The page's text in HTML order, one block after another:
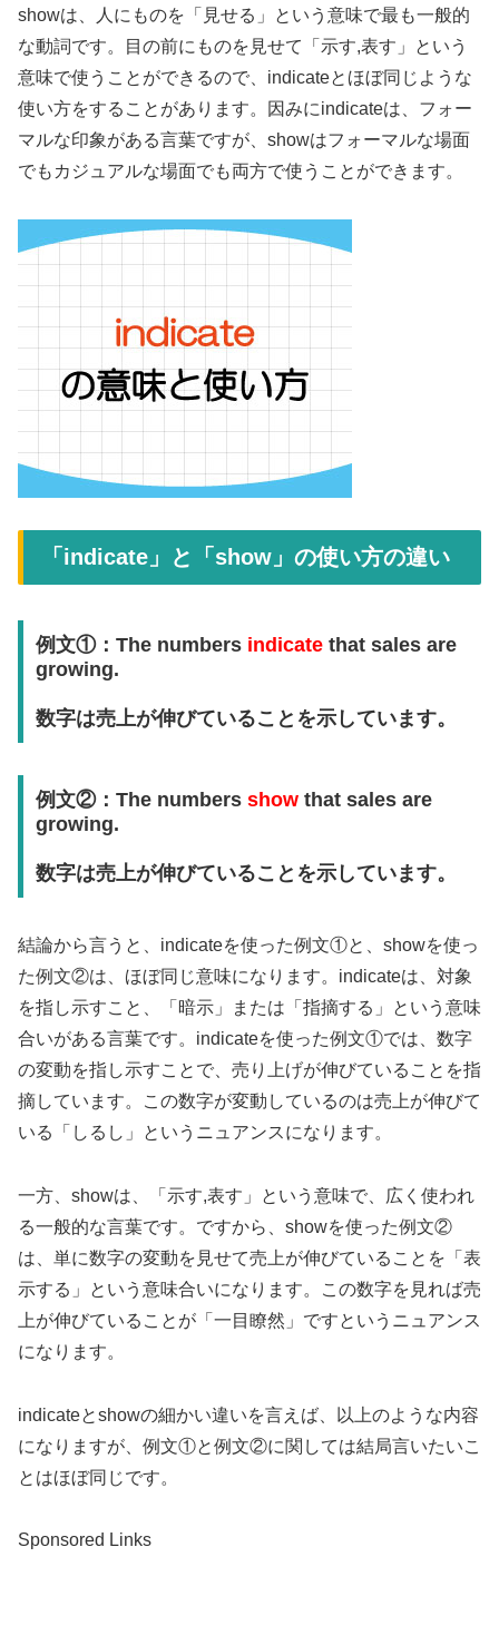
showは、人にものを「見せる」という意味で最も一般的
な動詞です。目の前にものを見せて「示す,表す」という
意味で使うことができるので、indicateとほぼ同じような
使い方をすることがあります。因みにindicateは、フォー
マルな印象がある言葉ですが、showはフォーマルな場面
でもカジュアルな場面でも両方で使うことができます。
「indicate」と「show」の使い方の違い
例文①： The numbers indicatethat sales are
growing.
数字は売上が伸びていることを示しています。
例文②： The numbers showthat sales are
growing.
数字は売上が伸びていることを示しています。
結論から言うと、indicateを使った例文①と、showを使っ
た例文②は、ほぼ同じ意味になります。indicateは、対象
を指し示すこと、「暗示」または「指摘する」という意味
合いがある言葉です。indicateを使った例文①では、数字
の変動を指し示すことで、売り上げが伸びていることを指
摘しています。この数字が変動しているのは売上が伸びて
いる「しるし」というニュアンスになります。
一方、showは、「示す,表す」という意味で、広く使われ
る一般的な言葉です。ですから、showを使った例文②
は、単に数字の変動を見せて売上が伸びていることを「表
示する」という意味合いになります。この数字を見れば売
上が伸びていることが「一目瞭然」ですというニュアンス
になります。
indicateとshowの細かい違いを言えば、以上のような内容
になりますが、例文①と例文②に関しては結局言いたいこ
とはほぼ同じです。
Sponsored Links